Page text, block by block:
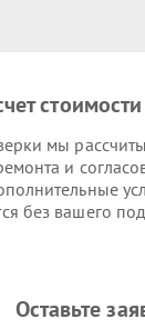
стоимости
мы
и
без вашего
Оставьте